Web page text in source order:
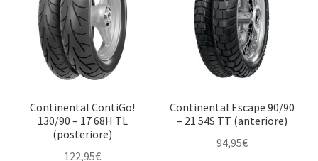
Continental ContiGo!
130/90 – 17 68H TL
(posteriore)
122,95€
Continental Escape 90/90
– 21 54S TT (anteriore)
94,95€